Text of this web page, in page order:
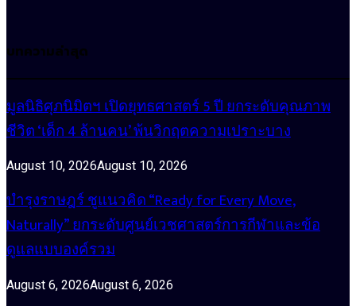
บทความล่าสุด
มูลนิธิศุภนิมิตฯ เปิดยุทธศาสตร์ 5 ปี ยกระดับคุณภาพ
ชีวิต ‘เด็ก 4 ล้านคน’ พ้นวิกฤตความเปราะบาง
August 10, 2026August 10, 2026
บำรุงราษฎร์ ชูแนวคิด “Ready for Every Move,
Naturally” ยกระดับศูนย์เวชศาสตร์การกีฬาและข้อ
ดูแลแบบองค์รวม
August 6, 2026August 6, 2026